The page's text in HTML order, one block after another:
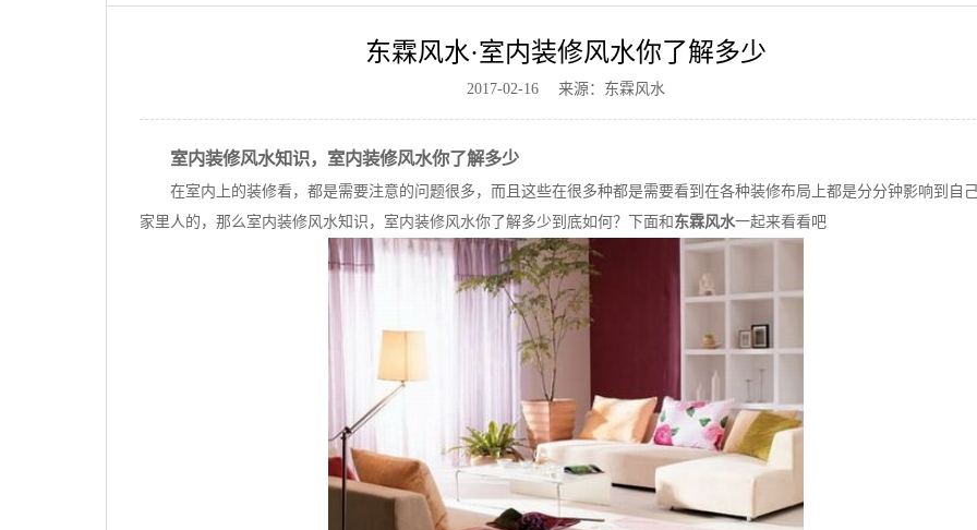
东霖风水·室内装修风水你了解多少
2017-02-16 来源：东霖风水
室内装修风水知识，室内装修风水你了解多少
在室内上的装修看，都是需要注意的问题很多，而且这些在很多种都是需要看到在各种装修布局上都是分分钟影响到自
家里人的，那么室内装修风水知识，室内装修风水你了解多少到底如何？下面和 东霖风水一起来看看吧